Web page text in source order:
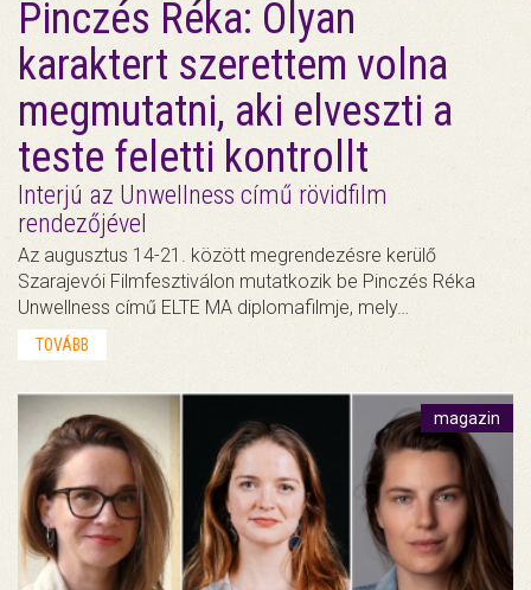
Pinczés Réka: Olyan
karaktert szerettem volna
megmutatni, aki elveszti a
teste feletti kontrollt
Interjú az Unwellness című rövidfilm
rendezőjével
Az augusztus 14-21. között megrendezésre kerülő
Szarajevói Filmfesztiválon mutatkozik be Pinczés Réka
Unwellness című ELTE MA diplomafilmje, mely…
TOVÁBB
magazin